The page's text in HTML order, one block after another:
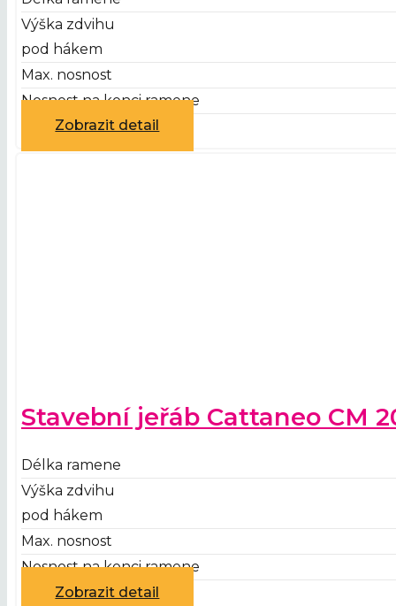
Výška zdvihu
pod hákem
Max. nosnost
Nosnost na konci ramene
Zobrazit detail
Stavební jeřáb Cattaneo CM
Délka ramene
Výška zdvihu
pod hákem
Max. nosnost
Nosnost na konci ramene
Zobrazit detail